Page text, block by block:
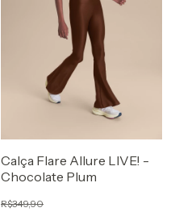
Calça Flare Allure LIVE! -
Chocolate Plum
R$349,90